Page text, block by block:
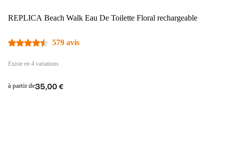
REPLICA Beach Walk Eau De Toilette Floral rechargeable
579 avis
Existe en 4 variations
à partir de35,00 €